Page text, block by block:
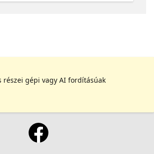
részei gépi vagy AI fordításúak